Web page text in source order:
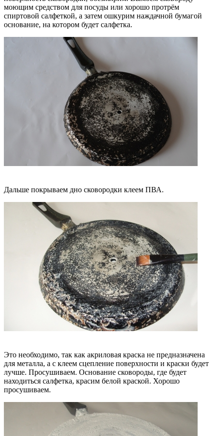
моющим средством для посуды или хорошо протрём
спиртовой салфеткой, а затем ошкурим наждачной бумагой
основание, на котором будет салфетка.
Дальше покрываем дно сковородки клеем ПВА.
Это необходимо, так как акриловая краска не предназначена
для металла, а с клеем сцепление поверхности и краски будет
лучше. Просушиваем. Основание сковороды, где будет
находиться салфетка, красим белой краской. Хорошо
просушиваем.